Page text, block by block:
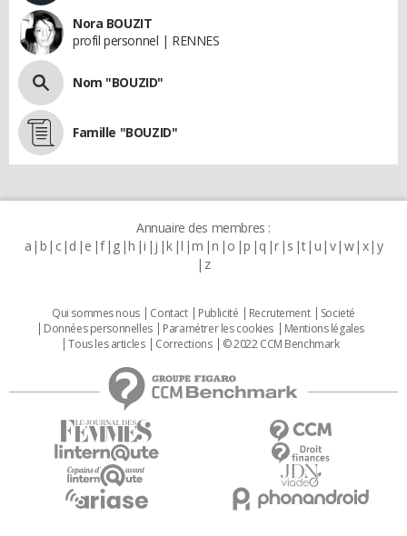
Nora BOUZIT
profil personnel | RENNES
Nom "BOUZID"
Famille "BOUZID"
Annuaire des membres :
a b c d e f g h i j k l m n o p q r s t u v w x y
z
Qui sommes nous Contact Publicité Recrutement
Societé
Données personnelles
Paramétrer les cookies
Mentions légales
Tous les articles
Corrections © 2022 CCM Benchmark